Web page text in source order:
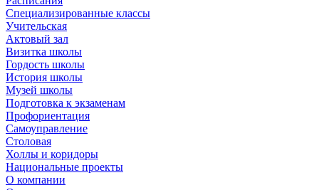
Специализированные классы
Учительская
Актовый зал
Визитка школы
Гордость школы
История школы
Музей школы
Подготовка к экзаменам
Профориентация
Самоуправление
Столовая
Холлы и коридоры
Национальные проекты
О компании